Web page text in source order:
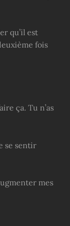
qu’il est
fois
ça. Tu n’as
se sentir
mes